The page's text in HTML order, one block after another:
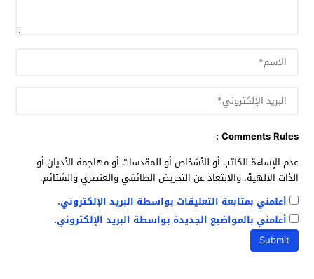
Comments Rules :
عدم الإساءة للكاتب أو للأشخاص أو للمقدسات أو مهاجمة الأديان أو
الذات الالهية. والابتعاد عن التحريض الطائفي والعنصري والشتائم.
أعلمني بمتابعة التعليقات بواسطة البريد الإلكتروني.
أعلمني بالمواضيع الجديدة بواسطة البريد الإلكتروني.